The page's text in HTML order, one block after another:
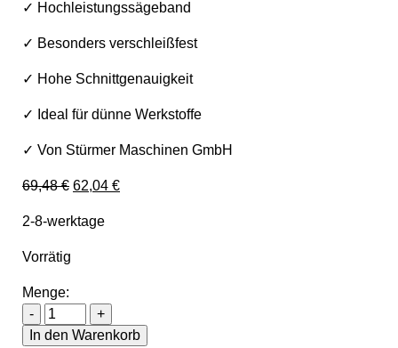
✓ Hochleistungssägeband
✓ Besonders verschleißfest
✓ Hohe Schnittgenauigkeit
✓ Ideal für dünne Werkstoffe
✓ Von Stürmer Maschinen GmbH
69,48€ Ursprünglicher Preis war: 69,48 €
62,04 €Aktueller Preis ist: 62,04 €.
2-8-werktage
Vorrätig
Menge:
-
Metallkraft Sägeband Bi-Metall M 42 4030 x 27 x 0,9
+
In den Warenkorb